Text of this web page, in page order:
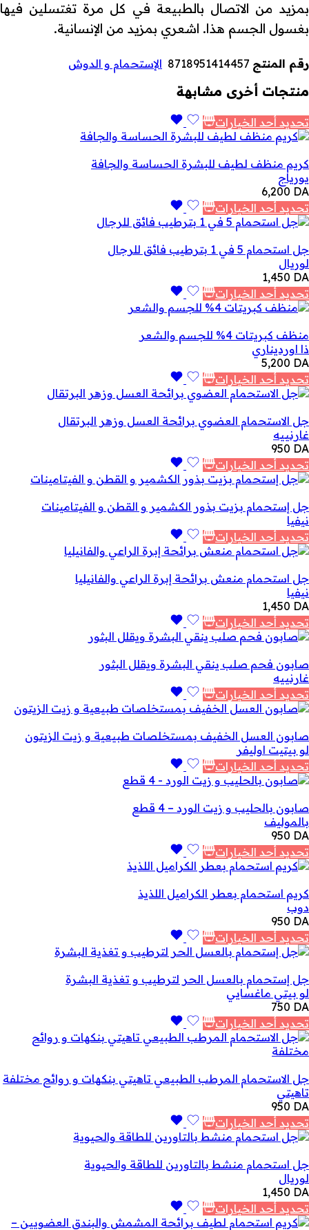
بمزيد من الاتصال بالطبيعة في كل مرة تغتسلين فيها
بغسول الجسم هذا. اشعري بمزيد من الإنسانية.
رقم المنتج 8718951414457 الإستحمام و الدوش
منتجات أخرى مشابهة
تحديد أحد الخيارات
كريم منظف لطيف للبشرة الحساسة والجافة
يورياج
6,200 DA
تحديد أحد الخيارات
جل استحمام 5 في 1 بترطيب فائق للرجال
لوريال
1,450 DA
تحديد أحد الخيارات
منظف ​​كبريتات 4% للجسم والشعر
ذا اورديناري
5,200 DA
تحديد أحد الخيارات
جل الاستحمام العضوي برائحة العسل وزهر البرتقال
غارنييه
950 DA
تحديد أحد الخيارات
جل إستحمام بزيت بذور الكشمير و القطن و الفيتامينات
نيفيا
تحديد أحد الخيارات
جل استحمام منعش برائحة إبرة الراعي والفانيليا
نيفيا
1,450 DA
تحديد أحد الخيارات
صابون فحم صلب ينقي البشرة ويقلل البثور
غارنييه
تحديد أحد الخيارات
صابون العسل الخفيف بمستخلصات طبيعية و زيت الزيتون
لو بيتيت اوليفر
تحديد أحد الخيارات
صابون بالحليب و زيت الورد – 4 قطع
بالموليف
950 DA
تحديد أحد الخيارات
كريم استحمام بعطر الكراميل اللذيذ
دوب
950 DA
تحديد أحد الخيارات
جل إستحمام بالعسل الحر لترطيب و تغذية البشرة
لو بيتي ماغسايي
750 DA
تحديد أحد الخيارات
جل الاستحمام المرطب الطبيعي تاهيتي بنكهات و روائح مختلفة
تاهيتي
950 DA
تحديد أحد الخيارات
جل استحمام منشط بالتاورين للطاقة والحيوية
لوريال
1,450 DA
تحديد أحد الخيارات